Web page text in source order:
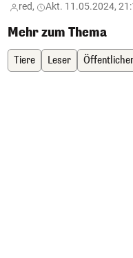
red, Akt. 11.05.2024,
Mehr zum Thema
Tiere Leser